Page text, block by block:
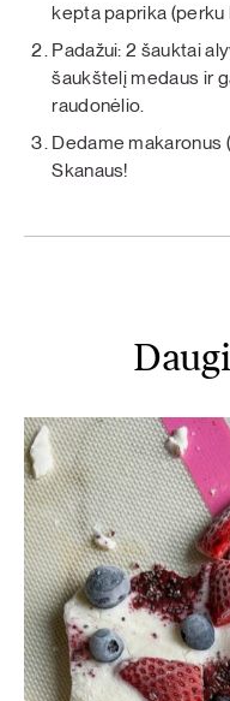
kepta paprika (perku
Padažui: 2 šauktai
šaukštelį medaus ir
raudonėlio.
Dedame makaronus
Skanaus!